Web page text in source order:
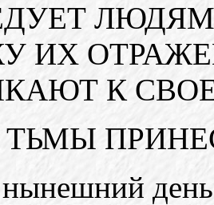
ИХ
К
ТЬМЫ